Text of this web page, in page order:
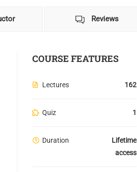
Reviews
COURSE FEATURES
Lectures 162
Quiz 1
Duration
Lifetime
access